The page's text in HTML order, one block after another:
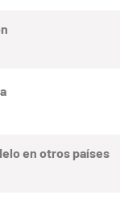
en otros países